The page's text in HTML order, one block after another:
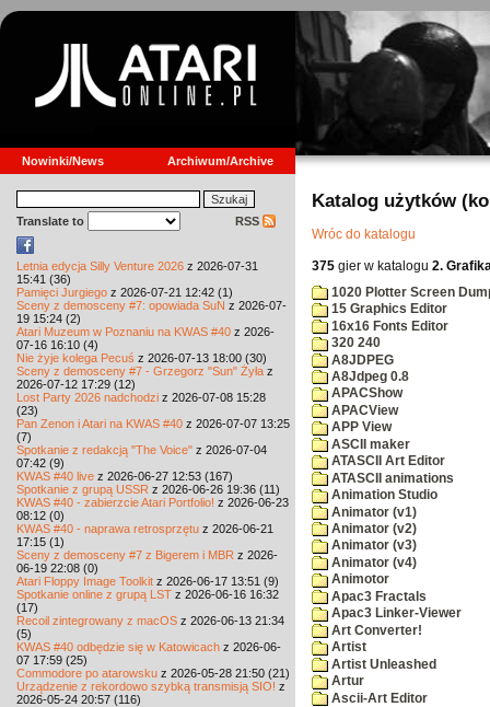
Nowinki/News Archiwum/Archive
Translate to RSS
Letnia edycja Silly Venture 2026 z 2026-07-31
15:41 (36)
Pamięci Jurgiego z 2026-07-21 12:42 (1)
Sceny z demosceny #7: opowiada SuN z 2026-07-
19 15:24 (2)
Atari Muzeum w Poznaniu na KWAS #40 z 2026-
07-16 16:10 (4)
Nie żyje kolega Pecuś z 2026-07-13 18:00 (30)
Sceny z demosceny #7 - Grzegorz "Sun" Żyła z
2026-07-12 17:29 (12)
Lost Party 2026 nadchodzi z 2026-07-08 15:28
(23)
Pan Zenon i Atari na KWAS #40 z 2026-07-07 13:25
(7)
Spotkanie z redakcją "The Voice" z 2026-07-04
07:42 (9)
KWAS #40 live z 2026-06-27 12:53 (167)
Spotkanie z grupą USSR z 2026-06-26 19:36 (11)
KWAS #40 - zabierzcie Atari Portfolio! z 2026-06-23
08:12 (0)
KWAS #40 - naprawa retrosprzętu z 2026-06-21
17:15 (1)
Sceny z demosceny #7 z Bigerem i MBR z 2026-
06-19 22:08 (0)
Atari Floppy Image Toolkit z 2026-06-17 13:51 (9)
Spotkanie online z grupą LST z 2026-06-16 16:32
(17)
Recoil zintegrowany z macOS z 2026-06-13 21:34
(5)
KWAS #40 odbędzie się w Katowicach z 2026-06-
07 17:59 (25)
Commodore po atarowsku z 2026-05-28 21:50 (21)
Urządzenie z rekordowo szybką transmisją SIO! z
2026-05-24 20:57 (116)
Katalog użytków
Wróc do katalogu
375 gier w katalogu 2.
1020 Plotter Screen
15 Graphics Editor
16x16 Fonts Editor
320 240
A8JDPEG
A8Jdpeg 0.8
APACShow
APACView
APP View
ASCII maker
ATASCII Art Editor
ATASCII animations
Animation Studio
Animator (v1)
Animator (v2)
Animator (v3)
Animator (v4)
Animotor
Apac3 Fractals
Apac3 Linker-Viewer
Art Converter!
Artist
Artist Unleashed
Artur
Ascii-Art Editor